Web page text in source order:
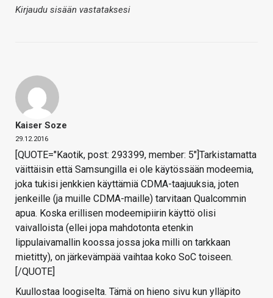
Kirjaudu sisään vastataksesi
Kaiser Soze
29.12.2016
[QUOTE="Kaotik, post: 293399, member: 5"]Tarkistamatta
väittäisin että Samsungilla ei ole käytössään modeemia,
joka tukisi jenkkien käyttämiä CDMA-taajuuksia, joten
jenkeille (ja muille CDMA-maille) tarvitaan Qualcommin
apua. Koska erillisen modeemipiirin käyttö olisi
vaivalloista (ellei jopa mahdotonta etenkin
lippulaivamallin koossa jossa joka milli on tarkkaan
mietitty), on järkevämpää vaihtaa koko SoC toiseen.
[/QUOTE]
Kuullostaa loogiselta. Tämä on hieno sivu kun ylläpito